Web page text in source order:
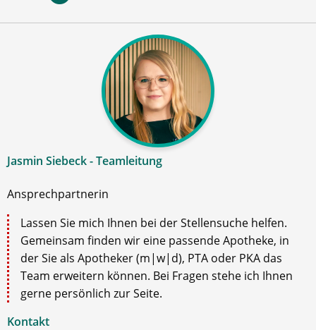
Jasmin Siebeck - Teamleitung
Ansprechpartnerin
Lassen Sie mich Ihnen bei der Stellensuche helfen.
Gemeinsam finden wir eine passende Apotheke, in
der Sie als Apotheker (m|w|d), PTA oder PKA das
Team erweitern können. Bei Fragen stehe ich Ihnen
gerne persönlich zur Seite.
Kontakt